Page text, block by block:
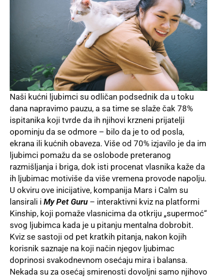
Naši kućni ljubimci su odličan podsednik da u toku
dana napravimo pauzu, a sa time se slaže čak 78%
ispitanika koji tvrde da ih njihovi krzneni prijatelji
opominju da se odmore – bilo da je to od posla,
ekrana ili kućnih obaveza. Više od 70% izjavilo je da im
ljubimci pomažu da se oslobode preteranog
razmišljanja i briga, dok isti procenat vlasnika kaže da
ih ljubimac motiviše da više vremena provode napolju.
U okviru ove inicijative, kompanija Mars i Calm su
lansirali i My Pet Guru – interaktivni kviz na platformi
Kinship, koji pomaže vlasnicima da otkriju „supermoć“
svog ljubimca kada je u pitanju mentalna dobrobit.
Kviz se sastoji od pet kratkih pitanja, nakon kojih
korisnik saznaje na koji način njegov ljubimac
doprinosi svakodnevnom osećaju mira i balansa.
Nekada su za osećaj smirenosti dovoljni samo njihovo